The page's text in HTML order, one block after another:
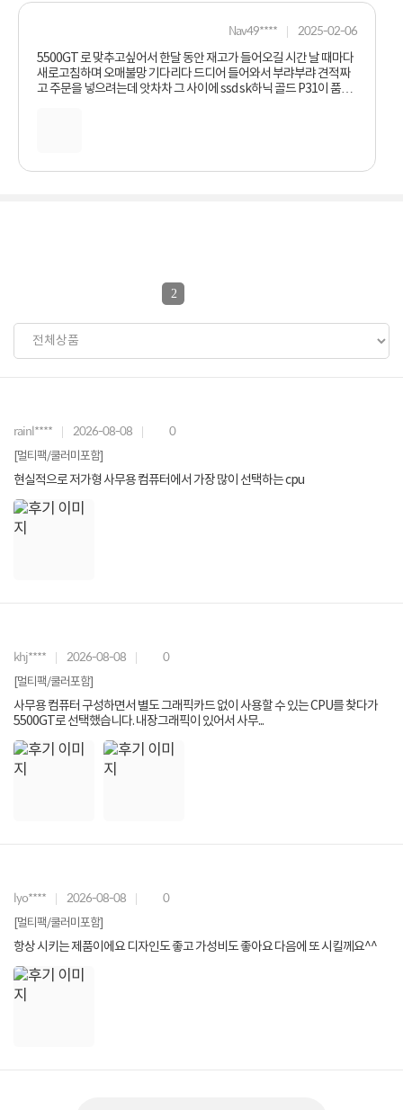
Nav49**** 2025-02-06
5500GT 로 맞추고싶어서 한달 동안 재고가 들어오길 시간 날 때마다
새로고침하며 오매불망 기다리다 드디어 들어와서 부랴부랴 견적짜
고 주문을 넣으려는데 앗차차 그 사이에 ssd sk하닉 골드 P31이 품절
2
rainl**** 2026-08-08 0
[멀티팩/쿨러미포함]
현실적으로 저가형 사무용 컴퓨터에서 가장 많이 선택하는 cpu
khj**** 2026-08-08 0
[멀티팩/쿨러포함]
사무용 컴퓨터 구성하면서 별도 그래픽카드 없이 사용할 수 있는 CPU를 찾다가
5500GT로 선택했습니다. 내장그래픽이 있어서 사무...
lyo**** 2026-08-08 0
[멀티팩/쿨러미포함]
항상 시키는 제품이에요 디자인도 좋고 가성비도 좋아요 다음에 또 시킬께요^^